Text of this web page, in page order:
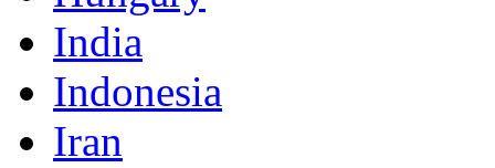
India
Indonesia
Iran